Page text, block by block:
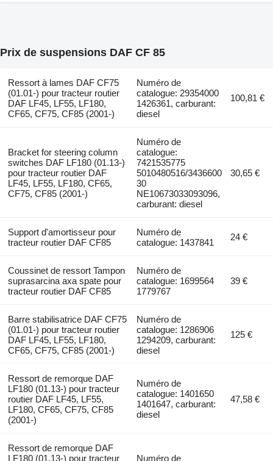
Prix de suspensions DAF CF 85
Ressort à lames DAF CF75
(01.01-) pour tracteur routier
DAF LF45, LF55, LF180,
CF65, CF75, CF85 (2001-)
Numéro de
catalogue: 29354000
1426361, carburant:
diesel
100,81 €
Bracket for steering column
switches DAF LF180 (01.13-)
pour tracteur routier DAF
LF45, LF55, LF180, CF65,
CF75, CF85 (2001-)
Numéro de
catalogue:
7421535775
5010480516/3436600
30
NE10673033093096,
carburant: diesel
30,65 €
Support d'amortisseur pour
tracteur routier DAF CF85
Numéro de
catalogue: 1437841
24 €
Coussinet de ressort Tampon
suprasarcina axa spate pour
tracteur routier DAF CF85
Numéro de
catalogue: 1699564
1779767
39 €
Barre stabilisatrice DAF CF75
(01.01-) pour tracteur routier
DAF LF45, LF55, LF180,
CF65, CF75, CF85 (2001-)
Numéro de
catalogue: 1286906
1294209, carburant:
diesel
125 €
Ressort de remorque DAF
LF180 (01.13-) pour tracteur
routier DAF LF45, LF55,
LF180, CF65, CF75, CF85
(2001-)
Numéro de
catalogue: 1401650
1401647, carburant:
diesel
47,58 €
Ressort de remorque DAF
LF180 (01.13-) pour tracteur
Numéro de